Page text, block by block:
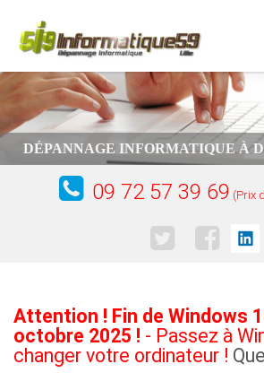
DÉPANNAGE INFORMATIQUE À
09 72 57 39 69 (Prix
Attention ! Fin de Windows
octobre 2025 ! - Passez à
changer votre ordinateur !